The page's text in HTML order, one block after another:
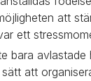
att
ett
bara
att